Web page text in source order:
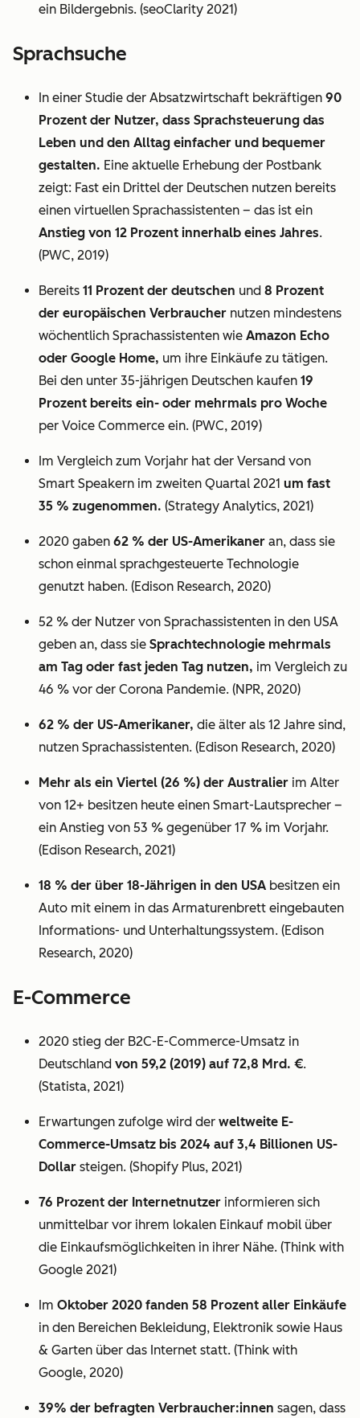
ein Bildergebnis. (seoClarity 2021)
Sprachsuche
In einer Studie der Absatzwirtschaft bekräftigen 90
Prozent der Nutzer, dass Sprachsteuerung das
Leben und den Alltag einfacher und bequemer
gestalten. Eine aktuelle Erhebung der Postbank
zeigt: Fast ein Drittel der Deutschen nutzen bereits
einen virtuellen Sprachassistenten – das ist ein
Anstieg von 12 Prozent innerhalb eines Jahres.
(PWC, 2019)
Bereits 11 Prozent der deutschen und 8 Prozent
der europäischen Verbraucher nutzen mindestens
wöchentlich Sprachassistenten wie Amazon Echo
oder Google Home, um ihre Einkäufe zu tätigen.
Bei den unter 35-jährigen Deutschen kaufen 19
Prozent bereits ein- oder mehrmals pro Woche
per Voice Commerce ein. (PWC, 2019)
Im Vergleich zum Vorjahr hat der Versand von
Smart Speakern im zweiten Quartal 2021 um fast
35 % zugenommen. (Strategy Analytics, 2021)
2020 gaben 62 % der US-Amerikaner an, dass sie
schon einmal sprachgesteuerte Technologie
genutzt haben. (Edison Research, 2020)
52 % der Nutzer von Sprachassistenten in den USA
geben an, dass sie Sprachtechnologie mehrmals
am Tag oder fast jeden Tag nutzen, im Vergleich zu
46 % vor der Corona Pandemie. (NPR, 2020)
62 % der US-Amerikaner, die älter als 12 Jahre sind,
nutzen Sprachassistenten. (Edison Research, 2020)
Mehr als ein Viertel (26 %) der Australier im Alter
von 12+ besitzen heute einen Smart-Lautsprecher –
ein Anstieg von 53 % gegenüber 17 % im Vorjahr.
(Edison Research, 2021)
18 % der über 18-Jährigen in den USA besitzen ein
Auto mit einem in das Armaturenbrett eingebauten
Informations- und Unterhaltungssystem. (Edison
Research, 2020)
E-Commerce
2020 stieg der B2C-E-Commerce-Umsatz in
Deutschland von 59,2 (2019) auf 72,8 Mrd. €.
(Statista, 2021)
Erwartungen zufolge wird der weltweite E-
Commerce-Umsatz bis 2024 auf 3,4 Billionen US-
Dollar steigen. (Shopify Plus, 2021)
76 Prozent der Internetnutzer informieren sich
unmittelbar vor ihrem lokalen Einkauf mobil über
die Einkaufsmöglichkeiten in ihrer Nähe. (Think with
Google 2021)
Im Oktober 2020 fanden 58 Prozent aller Einkäufe
in den Bereichen Bekleidung, Elektronik sowie Haus
& Garten über das Internet statt. (Think with
Google, 2020)
39% der befragten Verbraucher:innen sagen, dass